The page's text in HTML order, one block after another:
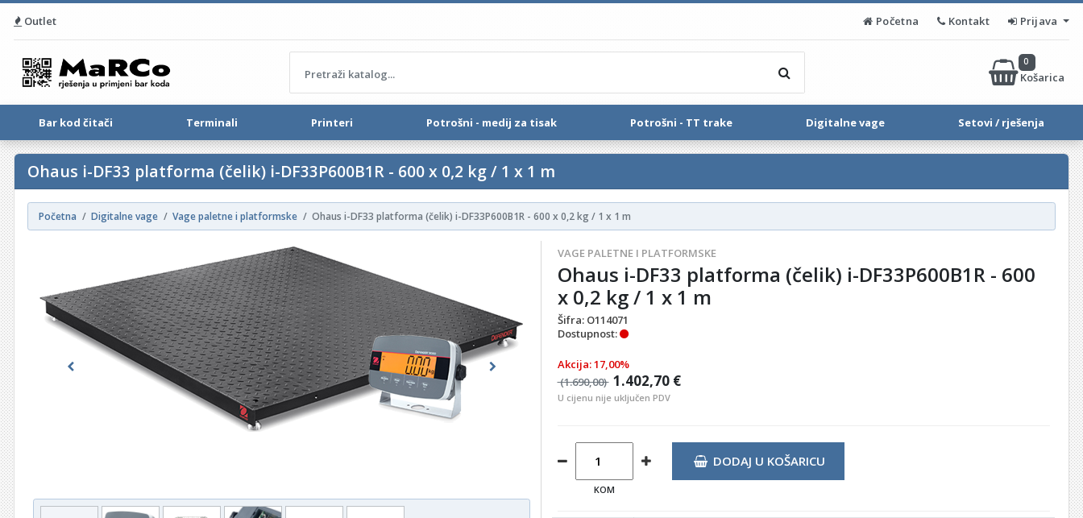
Outlet Početna Kontakt Prijava
Košarica
0
Bar kod čitači Terminali Printeri Potrošni - medij za tisak Potrošni - TT trake Digitalne vage Setovi / rješenja
Ohaus i-DF33 platforma (čelik) i-DF33P600B1R - 600 x 0,2 kg / 1 x 1 m
Početna Digitalne vage Vage paletne i platformske Ohaus i-DF33 platforma (čelik) i-DF33P600B1R - 600 x 0,2 kg / 1 x 1 m
Previous Next
VAGE PALETNE I PLATFORMSKE
Ohaus i-DF33 platforma (čelik) i-DF33P600B1R - 600
x 0,2 kg / 1 x 1 m
Šifra: O114071
Dostupnost:
Akcija: 17,00%
(1.690,00) 1.402,70 €
U cijenu nije uključen PDV
KOM
DODAJ U KOŠARICU